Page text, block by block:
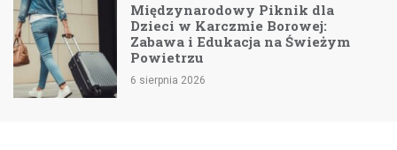
Międzynarodowy Piknik dla
Dzieci w Karczmie Borowej:
Zabawa i Edukacja na Świeżym
Powietrzu
6 sierpnia 2026